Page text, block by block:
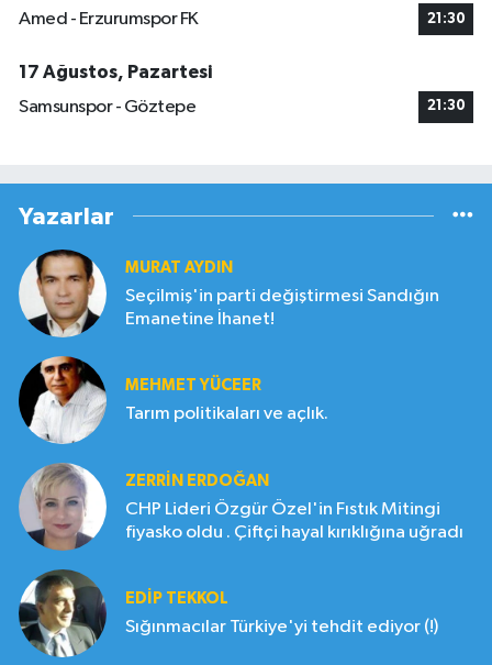
Amed - Erzurumspor FK 21:30
17 Ağustos, Pazartesi
Samsunspor - Göztepe
21:30
Yazarlar
MURAT AYDIN
Seçilmiş'in parti değiştirmesi Sandığın
Emanetine İhanet!
MEHMET YÜCEER
Tarım politikaları ve açlık.
ZERRIN ERDOĞAN
CHP Lideri Özgür Özel'in Fıstık Mitingi
fiyasko oldu . Çiftçi hayal kırıklığına uğradı
EDIP TEKKOL
Sığınmacılar Türkiye'yi tehdit ediyor (!)